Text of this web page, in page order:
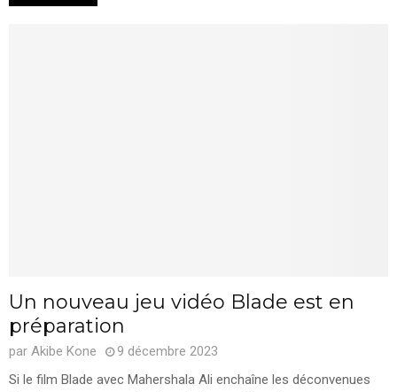
Un nouveau jeu vidéo Blade est en
préparation
par Akibe Kone
9 décembre 2023
Si le film Blade avec Mahershala Ali enchaîne les déconvenues